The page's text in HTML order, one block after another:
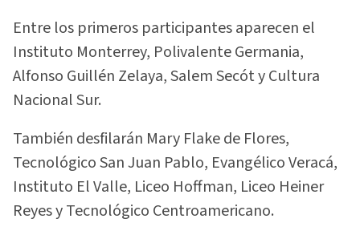
Entre los primeros participantes aparecen el
Instituto Monterrey, Polivalente Germania,
Alfonso Guillén Zelaya, Salem Secót y Cultura
Nacional Sur.
También desfilarán Mary Flake de Flores,
Tecnológico San Juan Pablo, Evangélico Veracá,
Instituto El Valle, Liceo Hoffman, Liceo Heiner
Reyes y Tecnológico Centroamericano.